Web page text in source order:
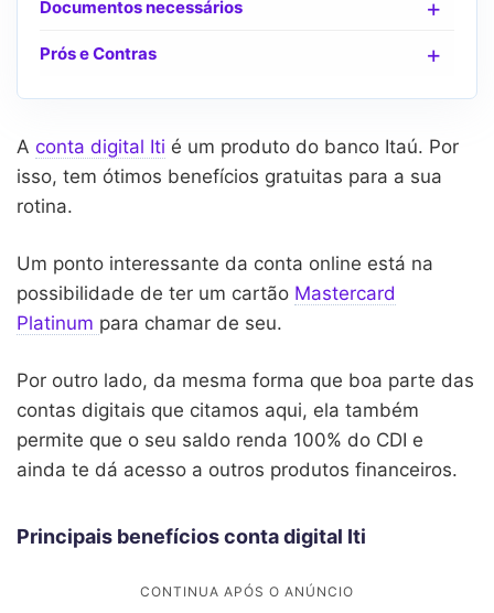
Documentos necessários
Prós e Contras
A conta digital Iti é um produto do banco Itaú. Por
isso, tem ótimos benefícios gratuitas para a sua
rotina.
Um ponto interessante da conta online está na
possibilidade de ter um cartão Mastercard
Platinum para chamar de seu.
Por outro lado, da mesma forma que boa parte das
contas digitais que citamos aqui, ela também
permite que o seu saldo renda 100% do CDI e
ainda te dá acesso a outros produtos financeiros.
Principais benefícios conta digital Iti